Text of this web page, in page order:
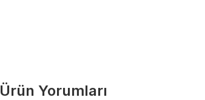
Ürün Yorumları